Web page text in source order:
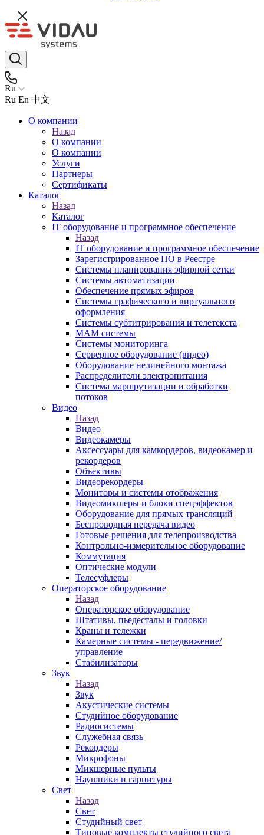
Ru
Ru En 中文
О компании
Назад
О компании
О компании
Услуги
Партнеры
Сертификаты
Каталог
Назад
Каталог
IT оборудование и программное обеспечение
Назад
IT оборудование и программное обеспечение
Зарегистрированное ПО в Реестре
Системы планирования эфирной сетки
Системы автоматизации
Обеспечение прямых эфиров
Системы графического и виртуального
оформления
Системы субтитрирования и телетекста
MAM системы
Системы мониторинга
Серверное оборудование (видео)
Оборудование нелинейного монтажа
Распределители электропитания
Система маршрутизации и обработки
потоков
Видео
Назад
Видео
Видеокамеры
Аксессуары для камкордеров, видеокамер и
рекордеров
Объективы
Видеорекордеры
Мониторы и системы отображения
Видеомикшеры и блоки спецэффектов
Оборудование для прямых трансляций
Беспроводная передача видео
Готовые решения для телепроизводства
Контрольно-измерительное оборудование
Коммутация
Оптические модули
Телесуфлеры
Операторское оборудование
Назад
Операторское оборудование
Штативы, пьедесталы и головки
Краны и тележки
Камерные системы - передвижение/
управление
Стабилизаторы
Звук
Назад
Звук
Акустические системы
Студийное оборудование
Радиосистемы
Служебная связь
Рекордеры
Микрофоны
Микшерные пульты
Наушники и гарнитуры
Свет
Назад
Свет
Студийный свет
Типовые комплекты студийного света